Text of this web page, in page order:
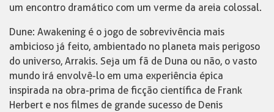
um encontro dramático com um verme da areia colossal.
Dune: Awakening é o jogo de sobrevivência mais
ambicioso já feito, ambientado no planeta mais perigoso
do universo, Arrakis. Seja um fã de Duna ou não, o vasto
mundo irá envolvê-lo em uma experiência épica
inspirada na obra-prima de ficção científica de Frank
Herbert e nos filmes de grande sucesso de Denis